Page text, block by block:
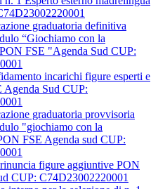
graduatoria definitiva
“Giochiamo con la
FSE "Agenda Sud CUP:
incarichi figure esperti e
Agenda Sud CUP:
graduatoria provvisoria
"giochiamo con la
FSE Agenda sud CUP:
figure aggiuntive PON
CUP: C74D23002220001